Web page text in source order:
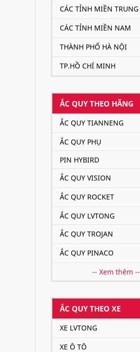
CÁC TỈNH MIỀN TRUNG
CÁC TỈNH MIỀN NAM
THÀNH PHỐ HÀ NỘI
TP.HỒ CHÍ MINH
ẮC QUY THEO HÃNG
ẮC QUY TIANNENG
ẮC QUY PHỤ
PIN HYBIRD
ẮC QUY VISION
ẮC QUY ROCKET
ẮC QUY LVTONG
ẮC QUY TROJAN
ẮC QUY PINACO
-- Xem thêm --
ẮC QUY THEO XE
XE LVTONG
XE Ô TÔ